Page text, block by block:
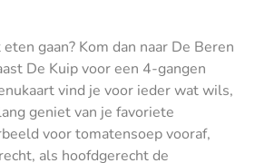
gaan? Kom dan naar De Beren
De Kuip voor een 4-gangen
vind je voor ieder wat wils,
geniet van je favoriete
voor tomatensoep vooraf,
als hoofdgerecht de